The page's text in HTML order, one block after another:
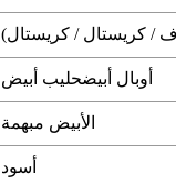
/ كريستال / كريستال)
أوبال أبيضحليب أبيض
الأبيض مبهمة
أسود